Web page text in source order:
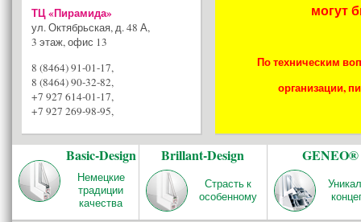
ТЦ «Пирамида»
ул. Октябрьская, д. 48 А,
3 этаж, офис 13
8 (8464) 91-01-17,
8 (8464) 90-32-82,
+7 927 614-01-17,
+7 927 269-98-95,
могут
По техническим
организации,
Basic-Design
Немецкие
традиции
качества
Brillant-Design
Страсть к
особенному
GENEO®